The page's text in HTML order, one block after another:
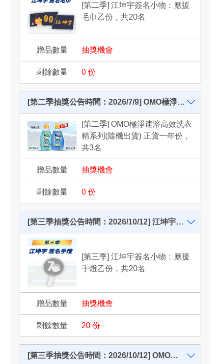
[第二季] 江坤宇簽名小物：應援
毛巾乙份，共20名
抽獎機會
0 份
[第二季抽獎公告時間：2026/7/9] OMO極淨速溶高效洗衣精系列(隨機出貨) 正貨一年份，共3名
[第二季] OMO極淨速溶高效洗衣
精系列(隨機出貨) 正貨一年份，
共3名
抽獎機會
0 份
[第三季抽獎公告時間：2026/10/12] 江坤宇簽名小物：應援手燈乙份，共20名
[第三季] 江坤宇簽名小物：應援
手燈乙份，共20名
抽獎機會
20 份
[第三季抽獎公告時間：2026/10/12] OMO極淨速溶高效洗衣精系列(隨機出貨) 正貨一年份，共3名